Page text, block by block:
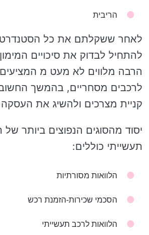
הריבית
לאחר ששקלתם את כל
להתחיל לבדוק את סיכויים
הרבה מלווים לא מעט מ
לרכבים מסחריים, בהמשך
קניית מצרכים ולהשיג את
יסוד מהסוגים הנפוצים ביותר
תעשייתי כוללים:
הלוואות מסורתיות
הסכמי שכירות-הזמנת רכש
הלוואות לרכב תעשייתי